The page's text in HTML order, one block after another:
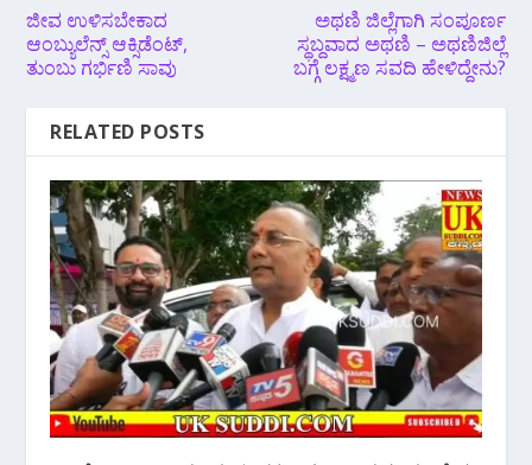
ಜೀವ ಉಳಿಸಬೇಕಾದ
ಆಂಬ್ಯುಲೆನ್ಸ್ ಆಕ್ಸಿಡೆಂಟ್,
ತುಂಬು ಗರ್ಭಿಣಿ ಸಾವು
ಅಥಣಿ ಜಿಲ್ಲೆಗಾಗಿ ಸಂಪೂರ್ಣ
ಸ್ಥಬ್ದವಾದ ಅಥಣಿ – ಅಥಣಿ‌ಜಿಲ್ಲೆ
ಬಗ್ಗೆ ಲಕ್ಷ್ಮಣ ಸವದಿ ಹೇಳಿದ್ದೇನು?
RELATED POSTS